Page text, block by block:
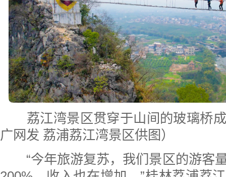
荔江湾景区贯穿于山间的玻璃桥
广网发 荔浦荔江湾景区供图）
“今年旅游复苏，我们景区的游客